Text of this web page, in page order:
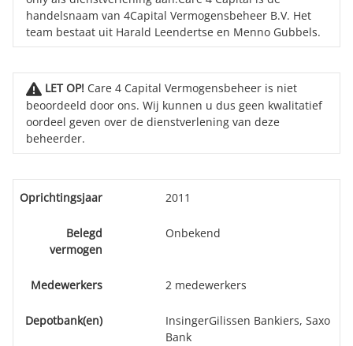
handelsnaam van 4Capital Vermogensbeheer B.V. Het
team bestaat uit Harald Leendertse en Menno Gubbels.
LET OP! Care 4 Capital Vermogensbeheer is niet
beoordeeld door ons. Wij kunnen u dus geen kwalitatief
oordeel geven over de dienstverlening van deze
beheerder.
Oprichtingsjaar 2011
Belegd
vermogen
Onbekend
Medewerkers 2 medewerkers
Depotbank(en)
InsingerGilissen Bankiers, Saxo
Bank